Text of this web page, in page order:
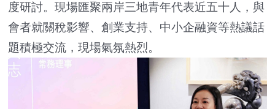
度研討。現場匯聚兩岸三地青年代表近五十人，與
會者就關稅影響、創業支持、中小企融資等熱議話
題積極交流，現場氣氛熱烈。